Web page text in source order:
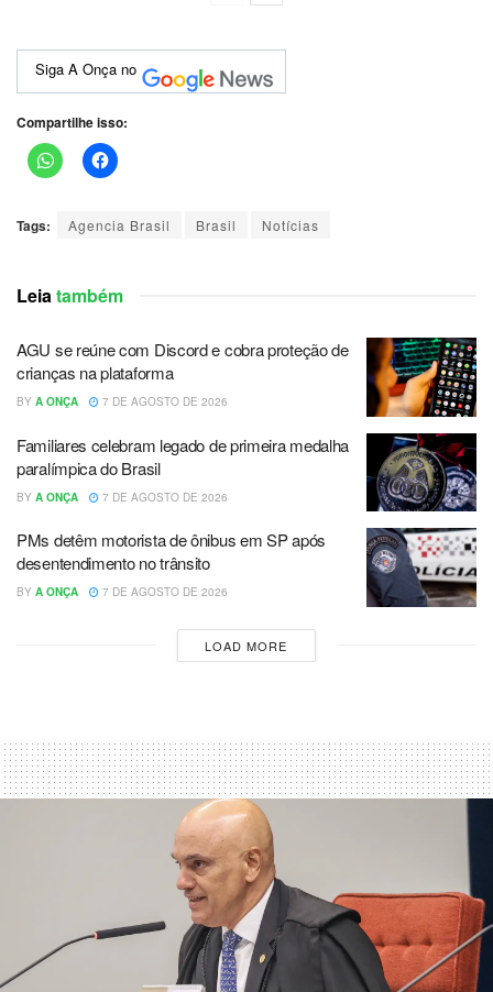
Siga A Onça no
Compartilhe isso:
Tags: Agencia Brasil Brasil Notícias
Leiatambém
AGU se reúne com Discord e cobra proteção de
crianças na plataforma
BY A ONÇA 7 DE AGOSTO DE 2026
Familiares celebram legado de primeira medalha
paralímpica do Brasil
BY A ONÇA 7 DE AGOSTO DE 2026
PMs detêm motorista de ônibus em SP após
desentendimento no trânsito
BY A ONÇA 7 DE AGOSTO DE 2026
LOAD MORE